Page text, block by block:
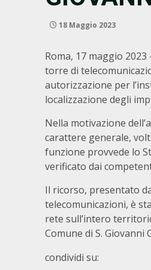
18 Maggio 2023
Roma, 17 maggio
torre di
autorizzazione per
localizzazione degli
Nella motivazione
carattere generale,
funzione provvede lo
verificato dai
Il ricorso, presentato
telecomunicazioni, è
rete sull’intero
Comune di S. Giovanni
condividi su: